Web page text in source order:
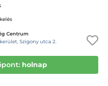
Centrum
Szigony utca 2.
holnap